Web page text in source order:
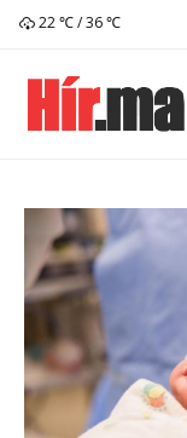
22 ℃ / 36 ℃